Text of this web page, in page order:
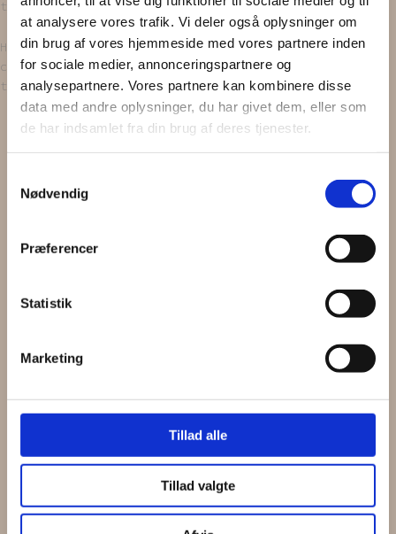
at analysere vores trafik. Vi deler også oplysninger om
din brug af vores hjemmeside med vores partnere inden
for sociale medier, annonceringspartnere og
analysepartnere. Vores partnere kan kombinere disse
data med andre oplysninger, du har givet dem, eller som
de har indsamlet fra din brug af deres tjenester.
Nødvendig
Præferencer
Statistik
Marketing
Tillad alle
Tillad valgte
tekstiler.
Husk på at det er genbrugstekstiler. Vi finder det
charmerende, at du kan se, at tekstilerne har haft et
tidligere liv.
Få15%
måneden) med vores seneste produkter, gode tilbud og tips og